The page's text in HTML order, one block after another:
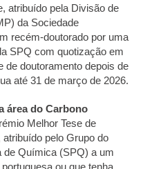
atribuído pela Divisão de
da Sociedade
recém-doutorado por uma
SPQ com quotização em
de doutoramento depois de
até 31 de março de 2026.
área do Carbono
Melhor Tese de
pelo Grupo do
de Química (SPQ) a um
ou que tenha